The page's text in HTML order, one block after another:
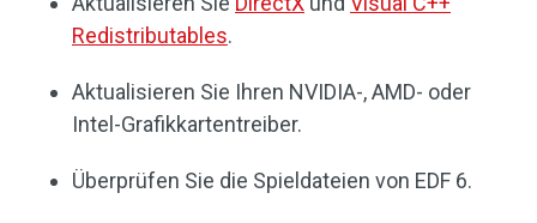
Redistributables.
Aktualisieren Sie Ihren NVIDIA-, AMD- oder
Intel-Grafikkartentreiber.
Überprüfen Sie die Spieldateien von EDF 6.